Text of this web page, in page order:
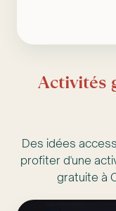
Activités
Des idées
profiter d'une
gratuite à